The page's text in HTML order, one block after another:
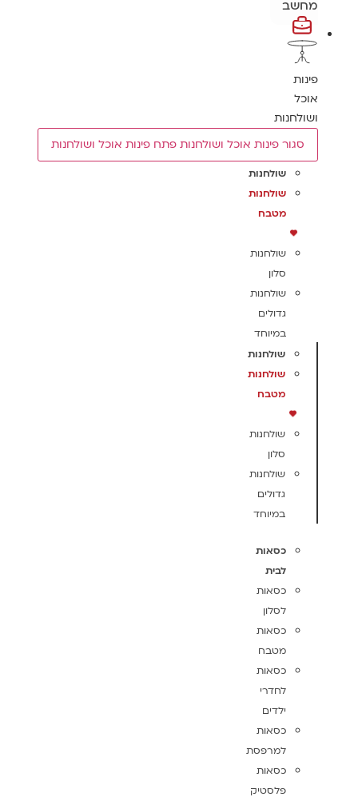
מחשב
פינות
אוכל
ושולחנות
סגור פינות אוכל ושולחנות פתח פינות אוכל ושולחנות
שולחנות
שולחנות
מטבח
שולחנות
סלון
שולחנות
גדולים
במיוחד
שולחנות
שולחנות
מטבח
שולחנות
סלון
שולחנות
גדולים
במיוחד
כסאות
לבית
כסאות
לסלון
כסאות
מטבח
כסאות
לחדרי
ילדים
כסאות
למרפסת
כסאות
פלסטיק